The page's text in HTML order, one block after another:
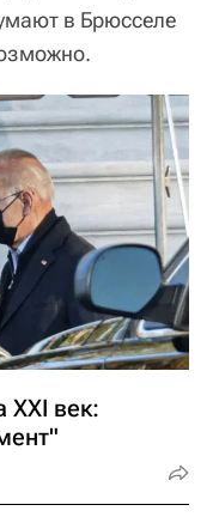
в Брюсселе
век: